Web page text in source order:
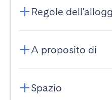
Regole
A proposito di
Spazio